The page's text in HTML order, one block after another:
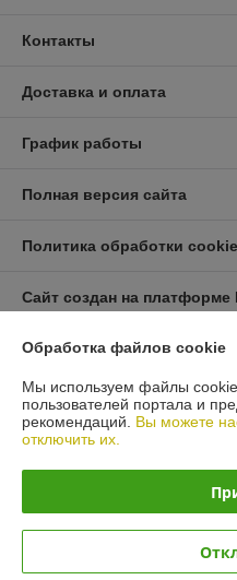
Контакты
Доставка и оплата
График работы
Полная версия сайта
Политика обработки
Сайт создан на платформе
Юридическое лицо:Общество с
«Автопроект Плюс»
г. Минск, ул. Тимирязева, д.114-8
Регистрационный номер ЕГР:
Регистрационный орган: Минским
Дата регистрации компании:
Обработка файлов cookie
Мы используем файлы
пользователей портала и
рекомендаций. Вы можете
отключить их.